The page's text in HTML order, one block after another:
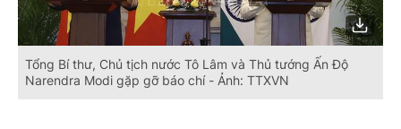
Tổng Bí thư, Chủ tịch nước Tô Lâm và Thủ tướng Ấn Độ
Narendra Modi gặp gỡ báo chí - Ảnh: TTXVN